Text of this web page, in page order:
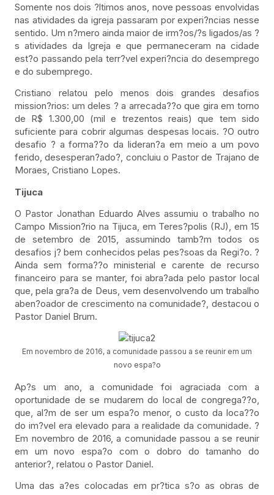
Somente nos dois ?ltimos anos, nove pessoas envolvidas
nas atividades da igreja passaram por experi?ncias nesse
sentido. Um n?mero ainda maior de irm?os/?s ligados/as ?
s atividades da Igreja e que permaneceram na cidade
est?o passando pela terr?vel experi?ncia do desemprego
e do subemprego.
Cristiano relatou pelo menos dois grandes desafios
mission?rios: um deles ? a arrecada??o que gira em torno
de R$ 1.300,00 (mil e trezentos reais) que tem sido
suficiente para cobrir algumas despesas locais. ?O outro
desafio ? a forma??o da lideran?a em meio a um povo
ferido, desesperan?ado?, concluiu o Pastor de Trajano de
Moraes, Cristiano Lopes.
Tijuca
O Pastor Jonathan Eduardo Alves assumiu o trabalho no
Campo Mission?rio na Tijuca, em Teres?polis (RJ), em 15
de setembro de 2015, assumindo tamb?m todos os
desafios j? bem conhecidos pelas pes?soas da Regi?o. ?
Ainda sem forma??o ministerial e carente de recurso
financeiro para se manter, foi abra?ada pelo pastor local
que, pela gra?a de Deus, vem desenvolvendo um trabalho
aben?oador de crescimento na comunidade?, destacou o
Pastor Daniel Brum.
Em novembro de 2016, a comunidade passou a se reunir em um
novo espa?o
Ap?s um ano, a comunidade foi agraciada com a
oportunidade de se mudarem do local de congrega??o,
que, al?m de ser um espa?o menor, o custo da loca??o
do im?vel era elevado para a realidade da comunidade. ?
Em novembro de 2016, a comunidade passou a se reunir
em um novo espa?o com o dobro do tamanho do
anterior?, relatou o Pastor Daniel.
Uma das a?es colocadas em pr?tica s?o as obras de